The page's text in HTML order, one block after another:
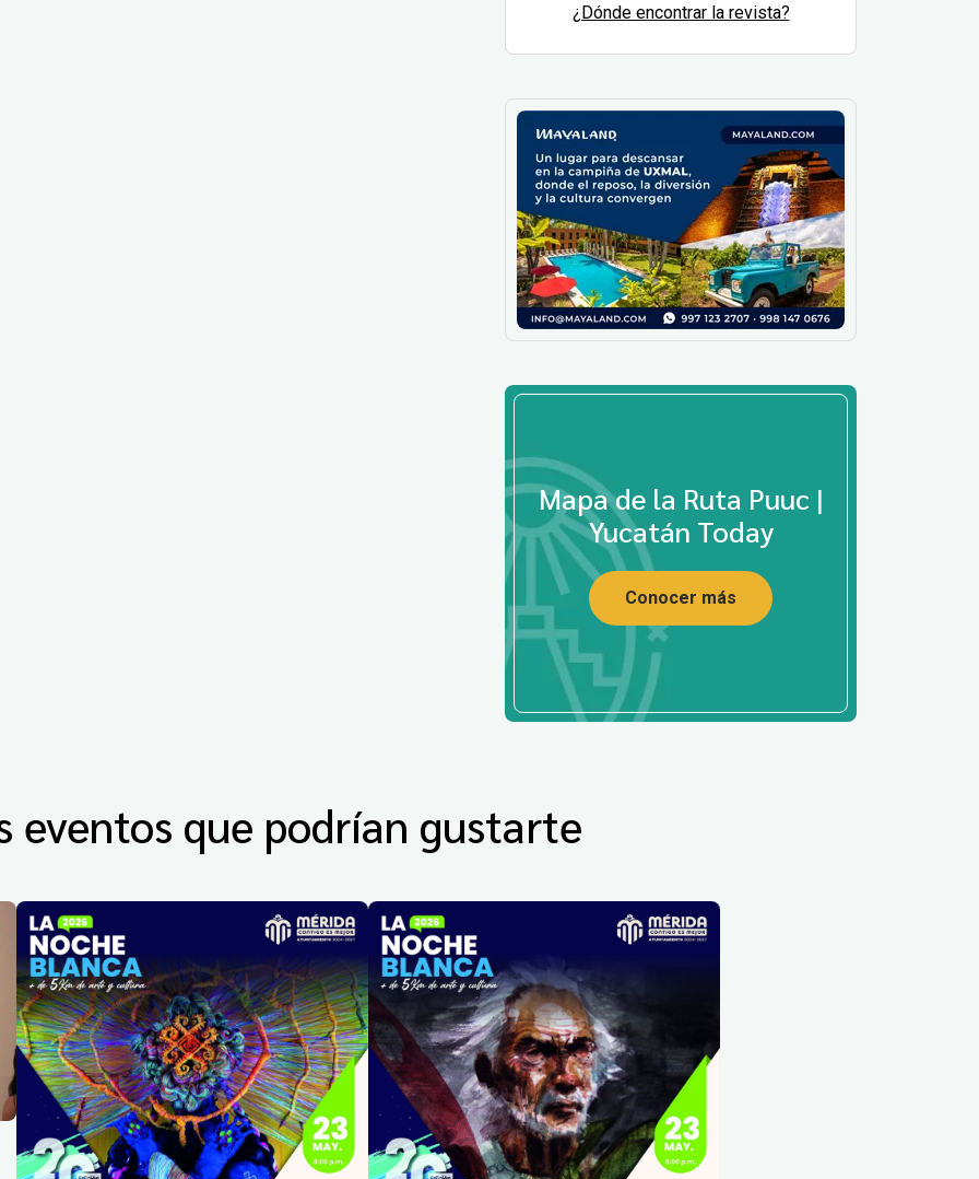
¿Dónde encontrar la revista?
Mapa de la Ruta Puuc |
Yucatán Today
Conocer más
eventos que podrían gustarte